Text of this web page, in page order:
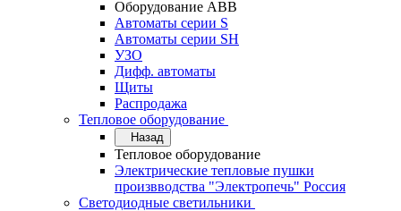
Оборудование АВВ
Автоматы серии S
Автоматы серии SH
УЗО
Дифф. автоматы
Щиты
Распродажа
Тепловое оборудование
Назад
Тепловое оборудование
Электрические тепловые пушки
произвводства "Электропечь" Россия
Светодиодные светильники